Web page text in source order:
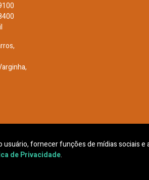
fornecer funções de mídias sociais e
de Privacidade.